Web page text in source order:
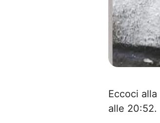
Eccoci alla
alle 20:52.